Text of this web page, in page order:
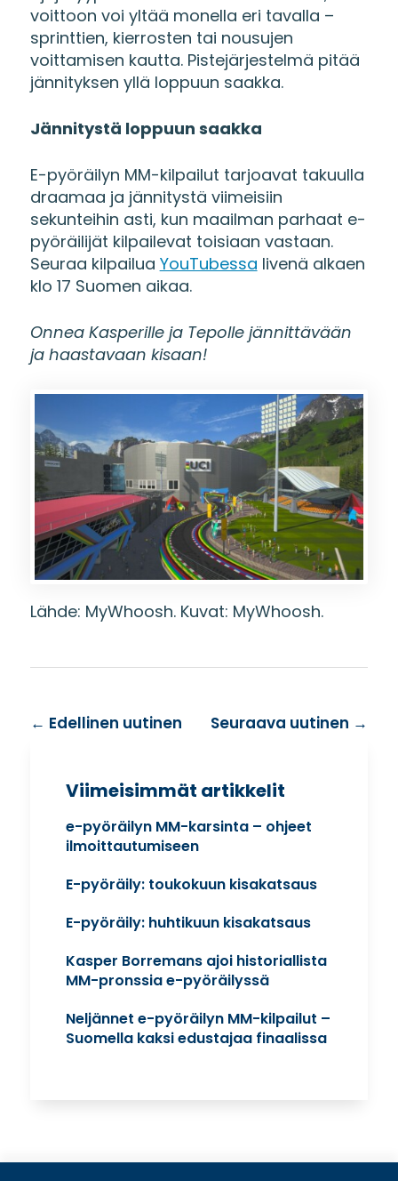
voittoon voi yltää monella eri tavalla –
sprinttien, kierrosten tai nousujen
voittamisen kautta. Pistejärjestelmä pitää
jännityksen yllä loppuun saakka.
Jännitystä loppuun saakka
E-pyöräilyn MM-kilpailut tarjoavat takuulla
draamaa ja jännitystä viimeisiin
sekunteihin asti, kun maailman parhaat e-
pyöräilijät kilpailevat toisiaan vastaan.
Seuraa kilpailua YouTubessa livenä alkaen
klo 17 Suomen aikaa.
Onnea Kasperille ja Tepolle jännittävään
ja haastavaan kisaan!
Lähde: MyWhoosh. Kuvat: MyWhoosh.
← Edellinen uutinen Seuraava uutinen →
Viimeisimmät artikkelit
e-pyöräilyn MM-karsinta – ohjeet
ilmoittautumiseen
E-pyöräily: toukokuun kisakatsaus
E-pyöräily: huhtikuun kisakatsaus
Kasper Borremans ajoi historiallista
MM-pronssia e-pyöräilyssä
Neljännet e-pyöräilyn MM-kilpailut –
Suomella kaksi edustajaa finaalissa